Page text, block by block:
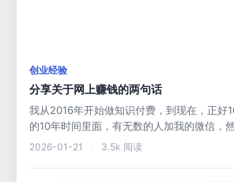
创业经验
分享关于网上赚钱的两句话
我从2016年开始做知识付费，到现在，正好
的10年时间里面，有无数的人加我的微信，
2026-01-21 · 3.5k 阅读